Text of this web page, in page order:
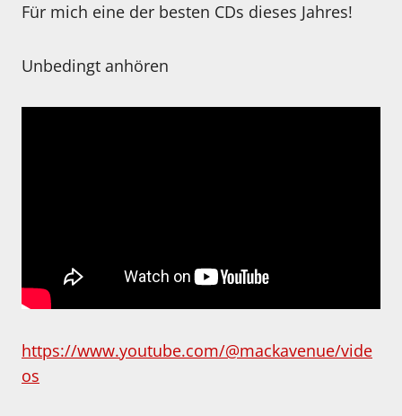
Für mich eine der besten CDs dieses Jahres!
Unbedingt anhören
https://www.youtube.com/@mackavenue/vide
os